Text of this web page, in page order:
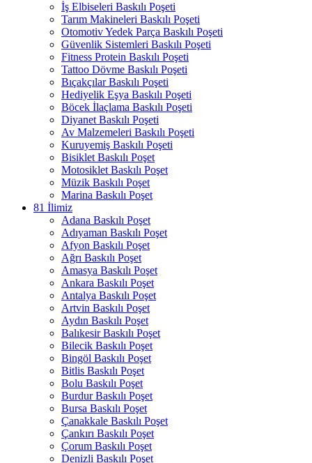
İş Elbiseleri Baskılı Poşeti
Tarım Makineleri Baskılı Poşeti
Otomotiv Yedek Parça Baskılı Poşeti
Güvenlik Sistemleri Baskılı Poşeti
Fitness Protein Baskılı Poşeti
Tattoo Dövme Baskılı Poşeti
Bıçakçılar Baskılı Poşeti
Hediyelik Eşya Baskılı Poşeti
Böcek İlaçlama Baskılı Poşeti
Diyanet Baskılı Poşeti
Av Malzemeleri Baskılı Poşeti
Kuruyemiş Baskılı Poşeti
Bisiklet Baskılı Poşet
Motosiklet Baskılı Poşet
Müzik Baskılı Poşet
Marina Baskılı Poşet
81 İlimiz
Adana Baskılı Poşet
Adıyaman Baskılı Poşet
Afyon Baskılı Poşet
Ağrı Baskılı Poşet
Amasya Baskılı Poşet
Ankara Baskılı Poşet
Antalya Baskılı Poşet
Artvin Baskılı Poşet
Aydın Baskılı Poşet
Balıkesir Baskılı Poşet
Bilecik Baskılı Poşet
Bingöl Baskılı Poşet
Bitlis Baskılı Poşet
Bolu Baskılı Poşet
Burdur Baskılı Poşet
Bursa Baskılı Poşet
Çanakkale Baskılı Poşet
Çankırı Baskılı Poşet
Çorum Baskılı Poşet
Denizli Baskılı Poşet